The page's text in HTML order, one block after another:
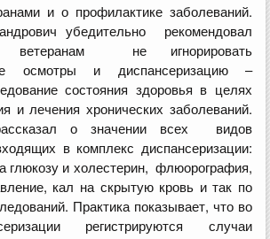
и о профилактике заболеваний.
убедительно рекомендовал
ветеранам не игнорировать
осмотры и диспансеризацию –
состояния здоровья в целях
и лечения хронических заболеваний.
о значении всех видов
в комплекс диспансеризации:
глюкозу и холестерин, флюорография,
кал на скрытую кровь и так по
Практика показывает, что во
регистрируются случаи